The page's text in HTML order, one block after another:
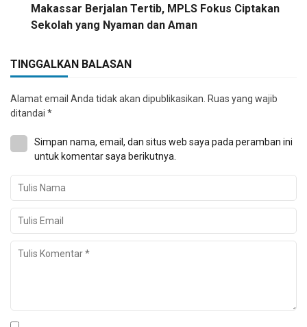
Makassar Berjalan Tertib, MPLS Fokus Ciptakan
Sekolah yang Nyaman dan Aman
TINGGALKAN BALASAN
Alamat email Anda tidak akan dipublikasikan. Ruas yang wajib
ditandai *
Simpan nama, email, dan situs web saya pada peramban ini
untuk komentar saya berikutnya.